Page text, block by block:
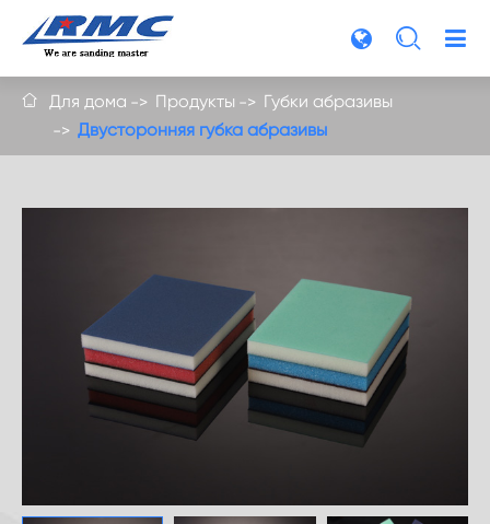

 Для дома Продукты
Губки абразивы
Двусторонняя губка абразивы